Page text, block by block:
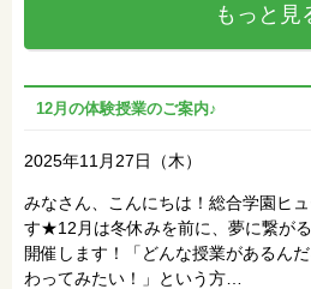
もっと見
12月の体験授業のご案内♪
2025年11月27日（木）
みなさん、こんにちは！総合学園ヒ
す★12月は冬休みを前に、夢に繋が
開催します！「どんな授業があるん
わってみたい！」という方…